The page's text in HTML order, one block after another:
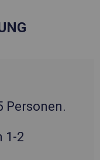
Personen.
1-2